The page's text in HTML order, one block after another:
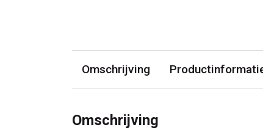
Omschrijving
Omschrijving